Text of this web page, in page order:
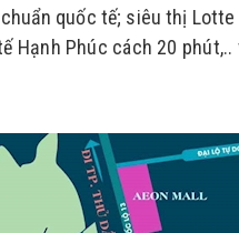
quốc tế; siêu thị Lotte
Hạnh Phúc cách 20